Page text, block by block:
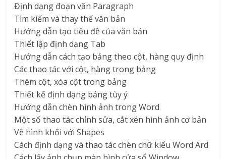
Định dạng đoạn văn Paragraph
Tìm kiếm và thay thế văn bản
Hướng dẫn tạo tiêu đề của văn bản
Thiết lập định dạng Tab
Hướng dẫn cách tạo bảng theo cột, hàng quy định
Các thao tác với cột, hàng trong bảng
Thêm cột, xóa cột trong bảng
Thiết kế định dạng bảng tùy ý
Hướng dẫn chèn hình ảnh trong Word
Một số thao tác chỉnh sửa, cắt xén hình ảnh cơ bản
Vẽ hình khối với Shapes
Cách định dạng và thao tác chèn chữ kiểu Word Ard